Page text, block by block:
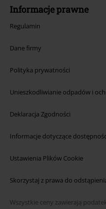
Informacje prawne
Regulamin
Dane firmy
Polityka prywatności
Unieszkodliwianie odpadów i
Deklaracja Zgodności
Informacje dotyczące
Ustawienia Plików Cookie
Skorzystaj z prawa do
Wszystkie ceny zawierają